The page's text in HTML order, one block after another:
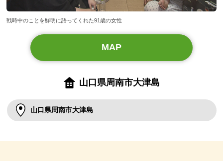
戦時中のことを鮮明に語ってくれた91歳の女性
MAP
山口県周南市大津島
山口県周南市大津島